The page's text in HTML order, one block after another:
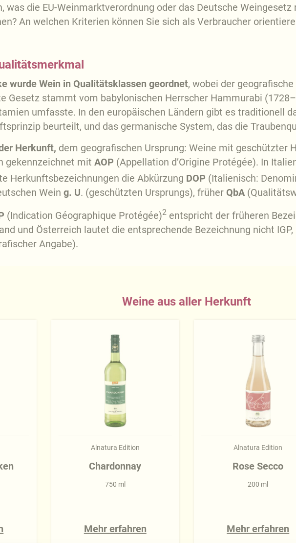
was die EU-Weinmarktverordnung oder das Deutsche
An welchen Kriterien können Sie sich als Verbraucher
wurde Wein in Qualitätsklassen geordnet, wobei der
Gesetz stammt vom babylonischen Herrscher Hammurabi
umfasste. In den europäischen Ländern gibt es traditionell
beurteilt, und das germanische System, das die
Herkunft, dem geografischen Ursprung: Weine mit geschützter
gekennzeichnet mit AOP (Appellation d’Origine Protégée). In
Herkunftsbezeichnungen die Abkürzung DOP (Italienisch:
Wein g. U. (geschützten Ursprungs), früher QbA
(Indication Géographique Protégée)2 entspricht der früheren
und Österreich lautet die entsprechende Bezeichnung nicht
Angabe).
Weine aus aller Herkunft
Alnatura Edition
Chardonnay
750 ml
Mehr erfahren
Alnatura Edition
Rose Secco
200 ml
Mehr erfahren